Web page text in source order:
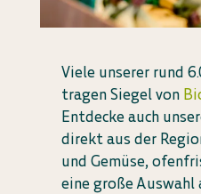
Viele unserer rund
tragen Siegel von
Entdecke auch
direkt aus der
und Gemüse,
eine große Auswahl